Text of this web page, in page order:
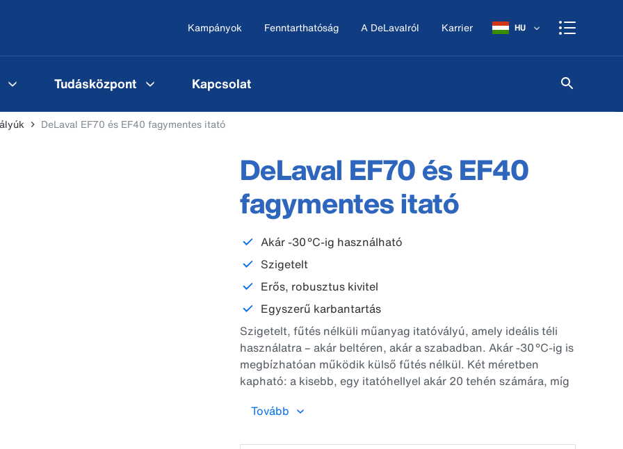
Kampányok Fenntarthatóság A DeLavalról Karrier HU
Tudásközpont Kapcsolat
DeLaval EF70 és EF40 fagymentes itató
DeLaval EF70 és EF40
fagymentes itató
Akár -30 °C-ig használható
Szigetelt
Erős, robusztus kivitel
Egyszerű karbantartás
Szigetelt, fűtés nélküli műanyag itatóvályú, amely ideális téli
használatra – akár beltéren, akár a szabadban. Akár -30 °C-ig is
megbízhatóan működik külső fűtés nélkül. Két méretben
kapható: a kisebb, egy itatóhellyel akár 20 tehén számára, míg
A vízfelszínt fedő szigetelt műanyag labdák megvédik a vizet a
Tovább